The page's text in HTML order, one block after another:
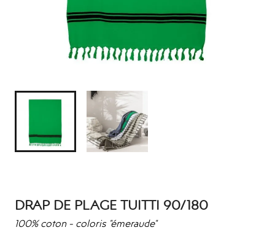
DRAP DE PLAGE TUITTI 90/180
100% coton - coloris "émeraude"